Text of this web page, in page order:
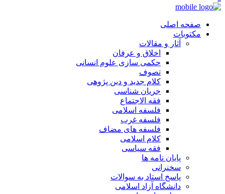
صفحه اصلی
مکتوبات
آثار و مقالات
اخلاق و عرفان
حکمی سازی علوم انسانی
تصوف
کلام جدید و دین پژوهی
جریان شناسی
فقه الاجتماع
فلسفه اسلامی
فلسفه غرب
فلسفه های مضاف
کلام اسلامی
فقه سیاسی
پایان نامه ها
سخنرانی
پاسخ استاد به سوالات
دانشگاه آزاد اسلامی